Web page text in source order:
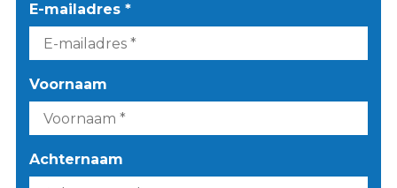
E-mailadres *
Voornaam
Achternaam